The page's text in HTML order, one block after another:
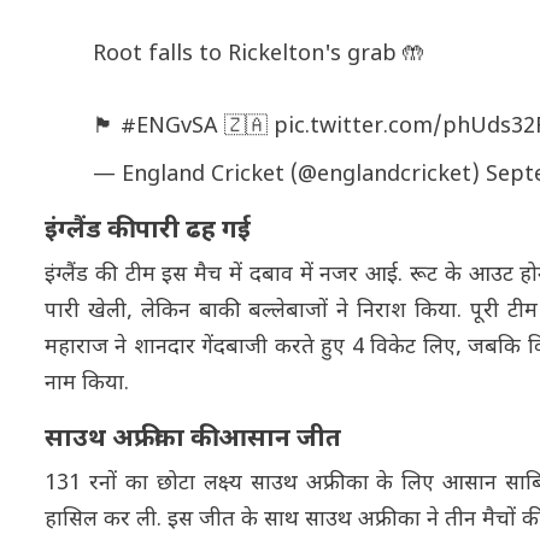
Root falls to Rickelton's grab 🤲
🏴󠁧󠁢󠁥󠁮󠁧󠁿 #ENGvSA 🇿🇦 pic.twitter.com/
— England Cricket (@englandcricket)
इंग्लैंड की पारी ढह गई
इंग्लैंड की टीम इस मैच में दबाव में नजर आई. रूट के आउट
पारी खेली, लेकिन बाकी बल्लेबाजों ने निराश किया. पूरी
महाराज ने शानदार गेंदबाजी करते हुए 4 विकेट लिए, जबकि
नाम किया.
साउथ अफ्रीका की आसान जीत
131 रनों का छोटा लक्ष्य साउथ अफ्रीका के लिए आसान
हासिल कर ली. इस जीत के साथ साउथ अफ्रीका ने तीन मैचों